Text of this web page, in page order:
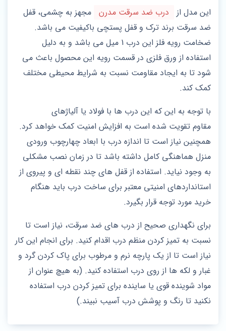
این مدل از درب ضد سرقت مدرن مجهز به چشمی، قفل
ضد سرقت برند ترک و قفل پستچی باکیفیت می باشد.
ضخامت رویه فلز این درب 1 میل می باشد و به دلیل
استفاده از ورق فلزی در قسمت رویه این محصول باعث می
شود تا به ایجاد مقاومت نسبت به شرایط محیطی مختلف
کمک کند.
با توجه به این که این درب ها با فولاد یا آلیاژهای
مقاوم تقویت شده است به افزایش امنیت کمک خواهد کرد.
همچنین نیاز است تا اندازه درب با ابعاد چهارچوب ورودی
منزل هماهنگی کامل داشته باشد تا در زمان نصب مشکلی
به وجود نیاید. استفاده از قفل های چند نقطه ای و پیروی از
استانداردهای امنیتی معتبر برای ساخت درب باید هنگام
خرید مورد توجه قرار بگیرد.
برای نگهداری صحیح از درب های ضد سرقت، نیاز است تا
نسبت به تمیز کردن منظم درب اقدام کنید. برای انجام این کار
نیاز است تا از یک پارچه نرم و مرطوب برای پاک کردن گرد و
غبار و لکه ها از روی درب استفاده کنید. (به هیچ عنوان از
مواد شوینده قوی یا ساینده برای تمیز کردن درب استفاده
نکنید تا رنگ و پوشش درب آسیب نبیند.)